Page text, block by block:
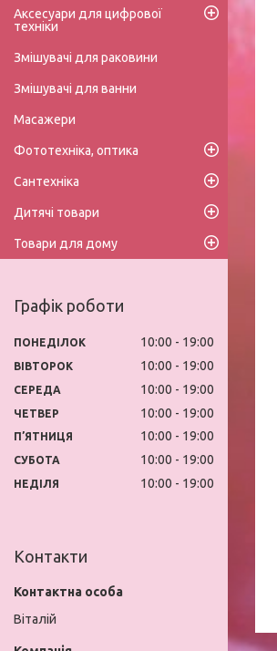
Аксесуари для цифрової
техніки
Змішувачі для раковини
Змішувачі для ванни
Масажери
Фототехніка, оптика
Сантехніка
Дитячі товари
Товари для дому
Графік роботи
ПОНЕДІЛОК 10:00 19:00
ВІВТОРОК 10:00 19:00
СЕРЕДА 10:00 19:00
ЧЕТВЕР 10:00 19:00
ПʼЯТНИЦЯ 10:00 19:00
СУБОТА 10:00 19:00
НЕДІЛЯ 10:00 19:00
Контакти
Віталій